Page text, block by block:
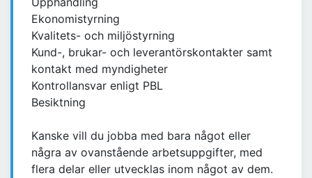
Ekonomistyrning
Kvalitets- och miljöstyrning
Kund-, brukar- och leverantörskontakter samt
kontakt med myndigheter
Kontrollansvar enligt PBL
Besiktning
Kanske vill du jobba med bara något eller
några av ovanstående arbetsuppgifter, med
flera delar eller utvecklas inom något av dem.